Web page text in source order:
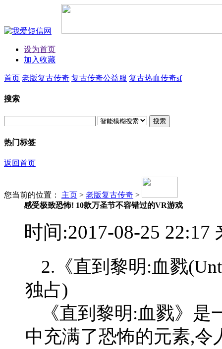
设为首页
加入收藏
首页 老版复古传奇 复古传奇公益服 复古热血传奇sf
搜索
搜索
热门标签
返回首页
您当前的位置： 主页 > 老版复古传奇 >
感受极致恐怖! 10款万圣节不容错过的VR游戏
时间:2017-08-25
2.《直到黎明:血戮
独占)
《直到黎明:血戮》
中充满了恐怖的元素,